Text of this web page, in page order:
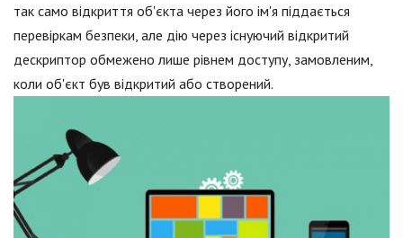
так само відкриття об'єкта через його ім'я піддається
перевіркам безпеки, але дію через існуючий відкритий
дескриптор обмежено лише рівнем доступу, замовленим,
коли об'єкт був відкритий або створений.